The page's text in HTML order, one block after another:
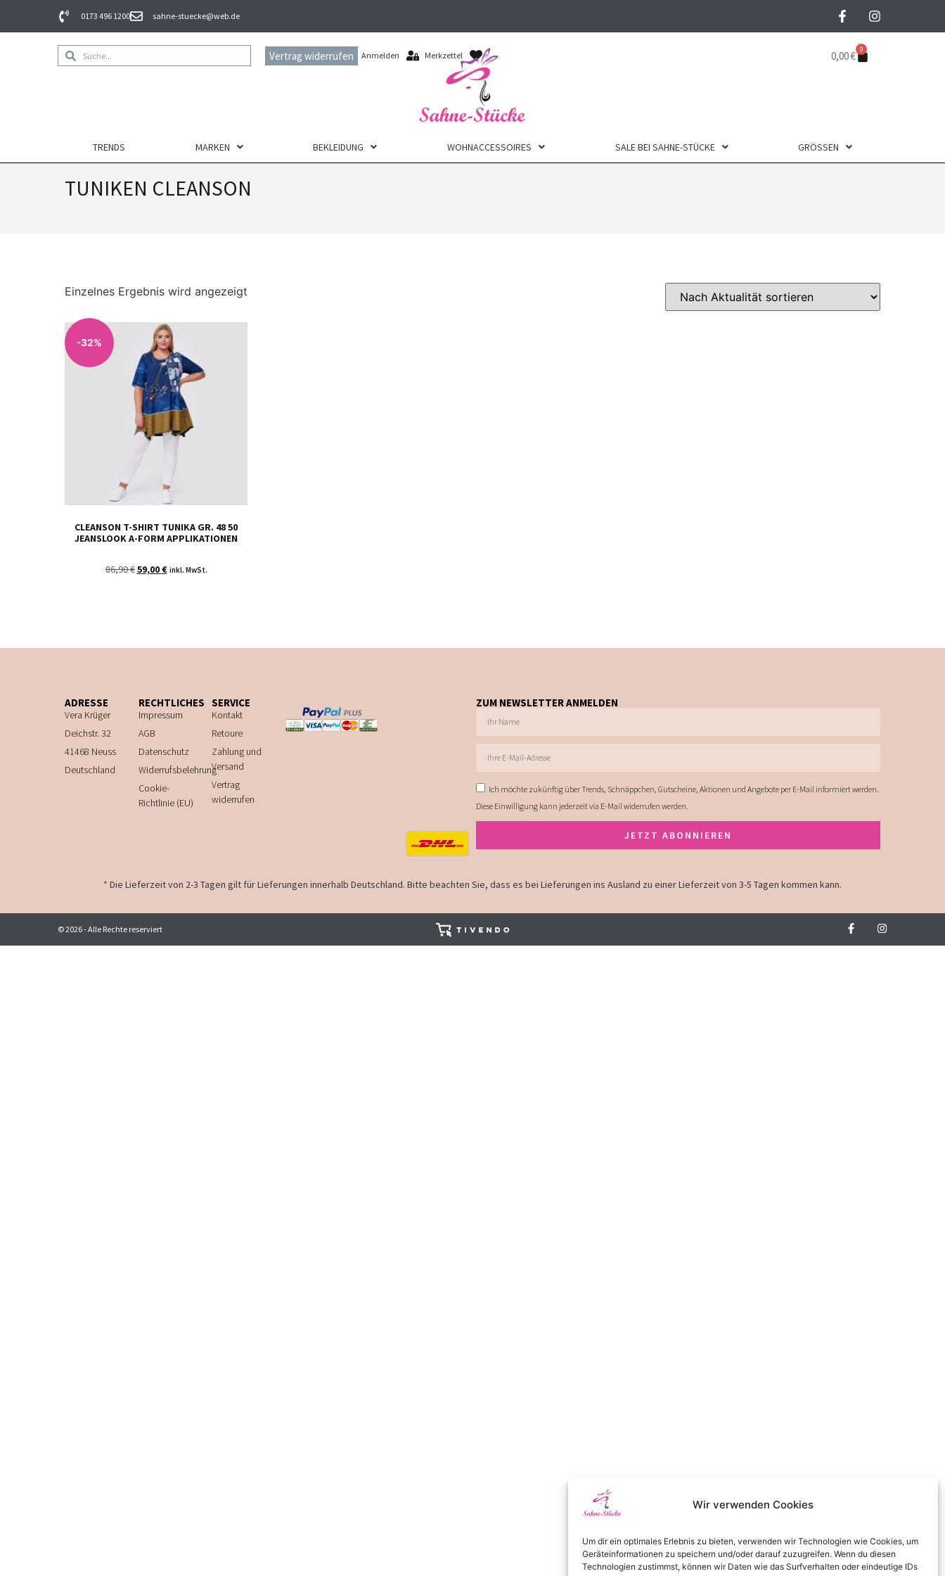
Wir verwenden Cookies
Um dir ein optimales Erlebnis zu bieten, verwenden wir Technologien wie Cookies, um
Geräteinformationen zu speichern und/oder darauf zuzugreifen. Wenn du diesen
Technologien zustimmst, können wir Daten wie das Surfverhalten oder eindeutige IDs
0173 496 1200 sahne-stuecke@web.de
Vertrag widerrufen Anmelden Merkzettel 0,00€ 0
TRENDS MARKEN BEKLEIDUNG WOHNACCESSOIRES SALE BEI SAHNE-STÜCKE GRÖSSEN
TUNIKEN CLEANSON
Einzelnes Ergebnis wird angezeigt
-32%
CLEANSON T-SHIRT TUNIKA GR. 48 50
JEANSLOOK A-FORM APPLIKATIONEN
86,90€59,00€ inkl. MwSt.
ADRESSE
Vera Krüger
Deichstr. 32
41468 Neuss
Deutschland
RECHTLICHES
Impressum
AGB
Datenschutz
Widerrufsbelehrung
Cookie-
Richtlinie (EU)
SERVICE
Kontakt
Retoure
Zahlung und
Versand
Vertrag
widerrufen
ZUM NEWSLETTER ANMELDEN
Ich möchte zukünftig über Trends, Schnäppchen, Gutscheine, Aktionen und Angebote per E-Mail informiert werden.
Diese Einwilligung kann jederzeit via E-Mail widerrufen werden.
JETZT ABONNIEREN
* Die Lieferzeit von 2-3 Tagen gilt für Lieferungen innerhalb Deutschland. Bitte beachten Sie, dass es bei Lieferungen ins Ausland zu einer Lieferzeit von 3-5 Tagen kommen kann.
© 2026 - Alle Rechte reserviert